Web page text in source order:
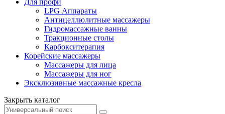
LPG Аппараты
Антицеллюлитные массажеры
Гидромассажные ванны
Тракционные столы
Карбокситерапия
Корейские массажеры
Массажеры для лица
Массажеры для ног
Эксклюзивные массажные кресла
Закрыть каталог